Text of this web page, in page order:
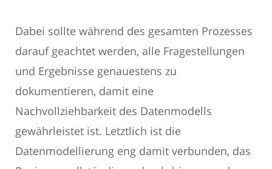
Dabei sollte während des gesamten Prozesses
darauf geachtet werden, alle Fragestellungen
und Ergebnisse genauestens zu
dokumentieren, damit eine
Nachvollziehbarkeit des Datenmodells
gewährleistet ist. Letztlich ist die
Datenmodellierung eng damit verbunden, das